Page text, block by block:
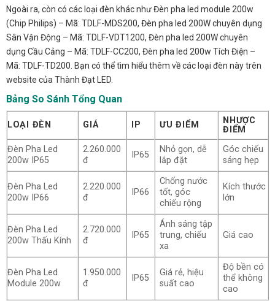
Ngoài ra, còn có các loại đèn khác như Đèn pha led module 200w
(Chip Philips) – Mã: TDLF-MDS200, Đèn pha led 200W chuyên dụng
Sân Vận Động – Mã: TDLF-VDT1200, Đèn pha led 200W chuyên
dụng Cầu Cảng – Mã: TDLF-CC200, Đèn pha led 200w Tích Điện –
Mã: TDLF-TD200. Bạn có thể tìm hiểu thêm về các loại đèn này trên
website của Thành Đạt LED.
Bảng So Sánh Tổng Quan
LOẠI ĐÈN GIÁ IP ƯU ĐIỂM
NHƯỢC
ĐIỂM
Đèn Pha Led
200w IP65
2.260.000
đ
IP65
Nhỏ gọn, dễ
lắp đặt
Góc chiếu
sáng hẹp
Đèn Pha Led
200w IP66
2.220.000
đ
IP66
Chống nước
tốt, góc
chiếu rộng
Kích thước
lớn
Đèn Pha Led
200w Thấu Kính
2.720.000
đ
IP65
Ánh sáng tập
trung, chiếu
xa
Giá cao
Đèn Pha Led
Module 200w
1.950.000
đ
IP65
Giá rẻ, hiệu
suất cao
Độ bền có
thể không
cao